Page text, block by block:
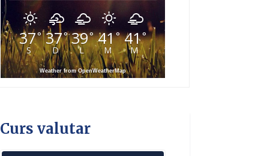
37°
S
37°
D
39°
L
41°
M
41°
M
Weather from OpenWeatherMap
Curs valutar